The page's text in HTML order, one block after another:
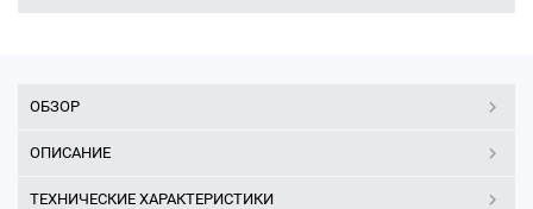
ОБЗОР
ОПИСАНИЕ
ТЕХНИЧЕСКИЕ ХАРАКТЕРИСТИКИ